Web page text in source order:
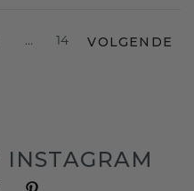
… 14 VOLGENDE
INSTAGRAM